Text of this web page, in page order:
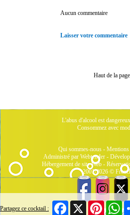
Partagez ce cocktail :
FacebookX Pinterest
Aucun commentaire
Laisser votre commentaire
Haut de la page
L'abus d'alcool est
Consommez avec
Qui sommes-nous- Mentions
Administré par Webtender -
Hébergement de site Web-
2001/2026 ©
5 Connectés